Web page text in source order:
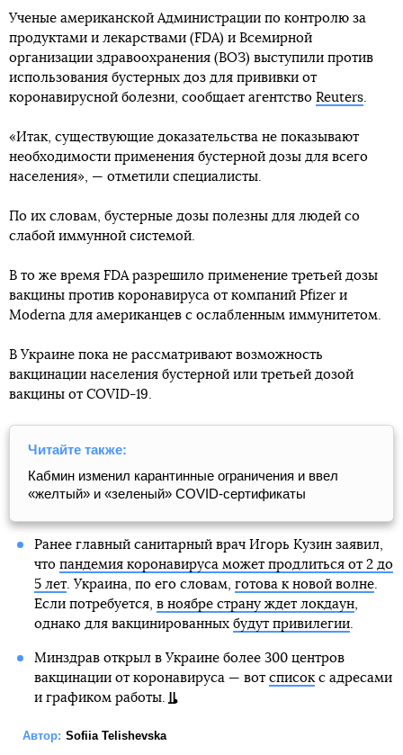
Ученые американской Администрации по контролю за
продуктами и лекарствами (FDA) и Всемирной
организации здравоохранения (ВОЗ) выступили против
использования бустерных доз для прививки от
коронавирусной болезни, сообщает агентство Reuters.
«Итак, существующие доказательства не показывают
необходимости применения бустерной дозы для всего
населения», — отметили специалисты.
По их словам, бустерные дозы полезны для людей со
слабой иммунной системой.
В то же время FDA разрешило применение третьей дозы
вакцины против коронавируса от компаний Pfizer и
Moderna для американцев с ослабленным иммунитетом.
В Украине пока не рассматривают возможность
вакцинации населения бустерной или третьей дозой
вакцины от COVID-19.
Читайте также:
Кабмин изменил карантинные ограничения и ввел
«желтый» и «зеленый» COVID-сертификаты
Ранее главный санитарный врач Игорь Кузин заявил,
что пандемия коронавируса может продлиться от 2 до
5 лет. Украина, по его словам, готова к новой волне.
Если потребуется, в ноябре страну ждет локдаун,
однако для вакцинированных будут привилегии.
Минздрав открыл в Украине более 300 центров
вакцинации от коронавируса — вот списокс адресами
и графиком работы.
Автор: Sofiia Telishevska